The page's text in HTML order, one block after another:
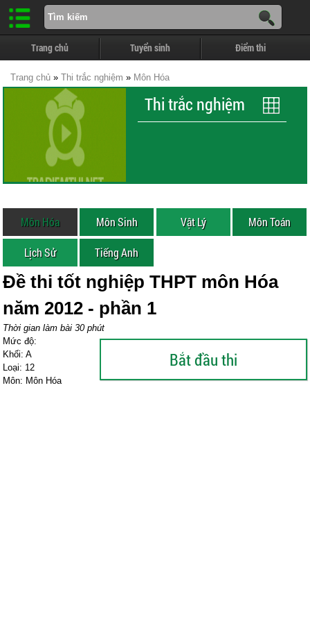
Trang chủ Tuyển sinh Điểm thi
Trang chủ » Thi trắc nghiệm » Môn Hóa
Thi trắc nghiệm
Môn Hóa Môn Sinh Vật Lý Môn Toán
Lịch Sử Tiếng Anh
Đề thi tốt nghiệp THPT môn Hóa
năm 2012 - phần 1
Thời gian làm bài 30 phút
Mức độ:
Khối: A
Loại: 12
Môn: Môn Hóa